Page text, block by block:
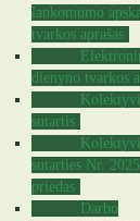
lankomumo
tvarkos aprašas
dienyno tvarkos
sutartis
sutarties Nr.
priedas
Darbo